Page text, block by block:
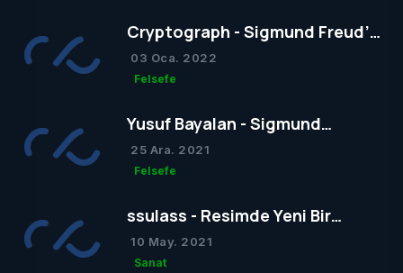
Cryptograph - Sigmund Freud’un
Yapısal Kuramı
03 Oca. 2022
Felsefe
Yusuf Bayalan - Sigmund
Freud’un Yapısal Kuramı
25 Ara. 2021
Felsefe
ssulass - Resimde Yeni Bir
Dönem mi Yoksa Bir Dönemin
Sonu mu?
10 May. 2021
Sanat